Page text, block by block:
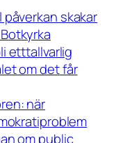
skakar
etttallvarlig
om det får
när
om public